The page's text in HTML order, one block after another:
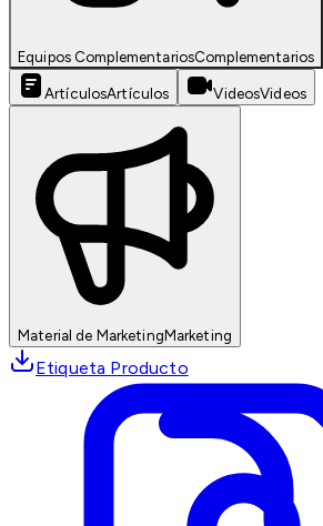
Equipos ComplementariosComplementarios
ArtículosArtículos VideosVideos
Material de MarketingMarketing
Etiqueta Producto